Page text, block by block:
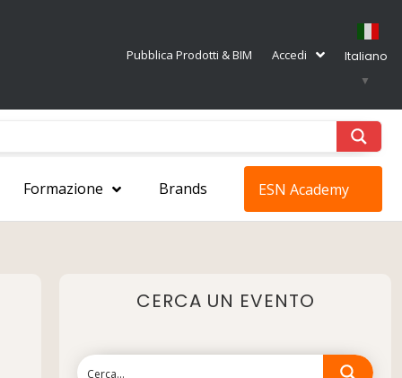
Pubblica Prodotti & BIM Accedi
Italiano
▼
Formazione Brands ESN Academy
CERCA UN EVENTO